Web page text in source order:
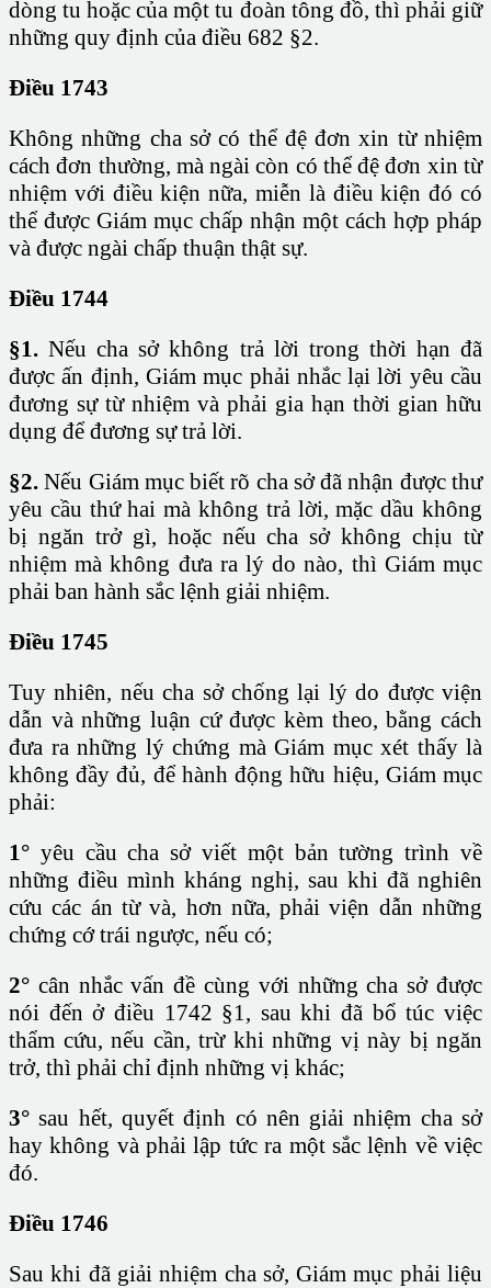
dòng tu hoặc của một tu đoàn tông đồ, thì phải giữ
những quy định của điều 682 §2.
Điều 1743
Không những cha sở có thể đệ đơn xin từ nhiệm
cách đơn thường, mà ngài còn có thể đệ đơn xin từ
nhiệm với điều kiện nữa, miễn là điều kiện đó có
thể được Giám mục chấp nhận một cách hợp pháp
và được ngài chấp thuận thật sự.
Điều 1744
§1. Nếu cha sở không trả lời trong thời hạn đã
được ấn định, Giám mục phải nhắc lại lời yêu cầu
đương sự từ nhiệm và phải gia hạn thời gian hữu
dụng để đương sự trả lời.
§2. Nếu Giám mục biết rõ cha sở đã nhận được thư
yêu cầu thứ hai mà không trả lời, mặc dầu không
bị ngăn trở gì, hoặc nếu cha sở không chịu từ
nhiệm mà không đưa ra lý do nào, thì Giám mục
phải ban hành sắc lệnh giải nhiệm.
Điều 1745
Tuy nhiên, nếu cha sở chống lại lý do được viện
dẫn và những luận cứ được kèm theo, bằng cách
đưa ra những lý chứng mà Giám mục xét thấy là
không đầy đủ, để hành động hữu hiệu, Giám mục
phải:
1° yêu cầu cha sở viết một bản tường trình về
những điều mình kháng nghị, sau khi đã nghiên
cứu các án từ và, hơn nữa, phải viện dẫn những
chứng cớ trái ngược, nếu có;
2° cân nhắc vấn đề cùng với những cha sở được
nói đến ở điều 1742 §1, sau khi đã bổ túc việc
thẩm cứu, nếu cần, trừ khi những vị này bị ngăn
trở, thì phải chỉ định những vị khác;
3° sau hết, quyết định có nên giải nhiệm cha sở
hay không và phải lập tức ra một sắc lệnh về việc
đó.
Điều 1746
Sau khi đã giải nhiệm cha sở, Giám mục phải liệu